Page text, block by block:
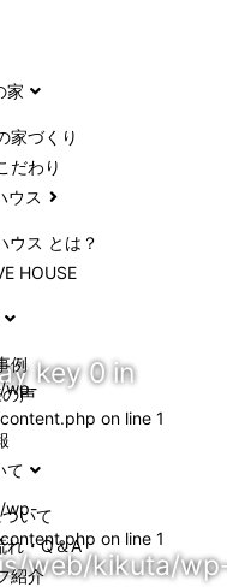
家
家づくり​
だわり
ウス
ウス とは？
HOUSE
例
声
て
いて
れ・Q＆A
紹介
key 0 in
web/kikuta/
wp-
on line1
wp-
on line1